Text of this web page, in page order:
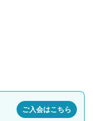
ご入会はこちら